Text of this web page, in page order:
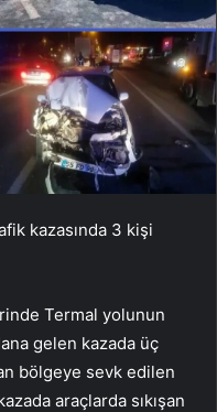
kazasında 3 kişi
Termal yolunun
gelen kazada üç
bölgeye sevk edilen
araçlarda sıkışan